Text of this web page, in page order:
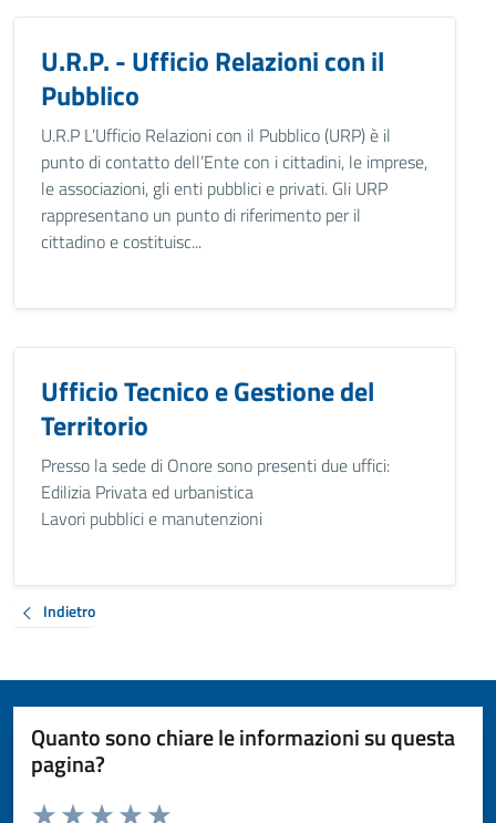
U.R.P. - Ufficio Relazioni con il
Pubblico
U.R.P L’Ufficio Relazioni con il Pubblico (URP) è il
punto di contatto dell’Ente con i cittadini, le imprese,
le associazioni, gli enti pubblici e privati. Gli URP
rappresentano un punto di riferimento per il
cittadino e costituisc...
Ufficio Tecnico e Gestione del
Territorio
Presso la sede di Onore sono presenti due uffici:
Edilizia Privata ed urbanistica
Lavori pubblici e manutenzioni
Indietro
Quanto sono chiare le informazioni su questa
pagina?
Valuta da 1 a 5 stelle la pagina